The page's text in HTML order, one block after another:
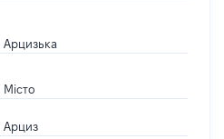
Арцизька
Місто
Арциз